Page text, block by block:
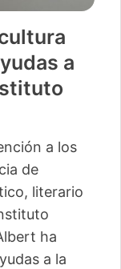
a
a los
de
literario
ha
a la